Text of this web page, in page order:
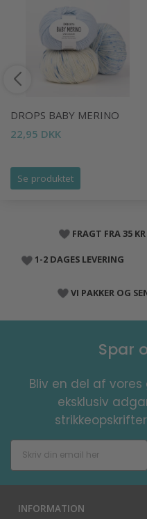
DROPS BABY MERINO
22,95 DKK
Se produktet
FRAGT FRA 35
1-2 DAGES LEVERING
VI PAKKER OG
Spar
Bliv en del af
eksklusiv
INFORMATION